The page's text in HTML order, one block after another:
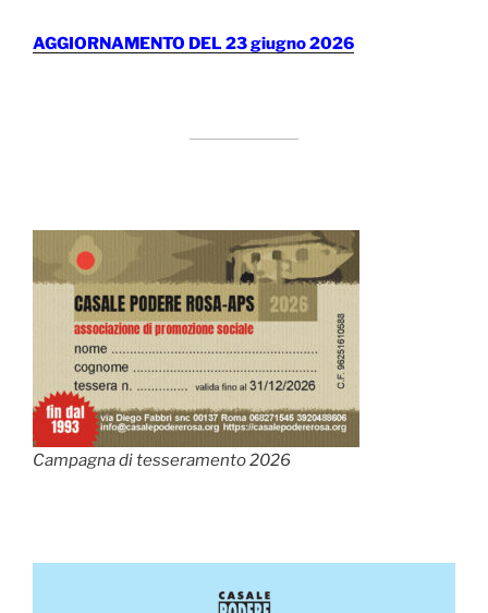
AGGIORNAMENTO DEL 23 giugno 2026
Campagna di tesseramento 2026